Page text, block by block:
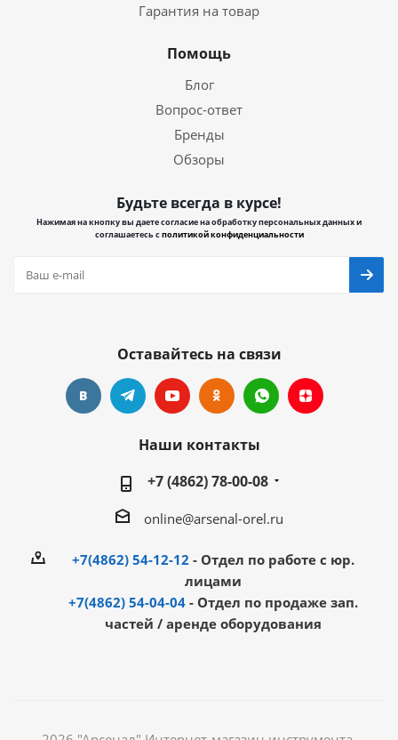
Гарантия на товар
Помощь
Блог
Вопрос-ответ
Бренды
Обзоры
Будьте всегда в курсе!
Нажимая на кнопку вы даете согласие на обработку персональных данных и
соглашаетесь сполитикой конфиденциальности
Оставайтесь на связи
Наши контакты
+7 (4862) 78-00-08
online@arsenal-orel.ru
+7(4862) 54-12-12 - Отдел по работе с юр.
лицами
+7(4862) 54-04-04 - Отдел по продаже зап.
частей / аренде оборудования